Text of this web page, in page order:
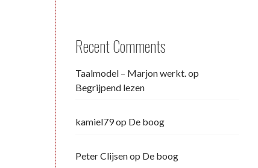
Recent Comments
Taalmodel – Marjon werkt.op
Begrijpend lezen
kamiel79op De boog
Peter Clijsenop De boog